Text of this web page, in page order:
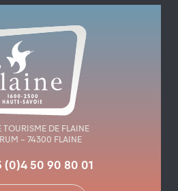
TOURISME DE FLAINE
– 74300 FLAINE
(0)4 50 90 80 01